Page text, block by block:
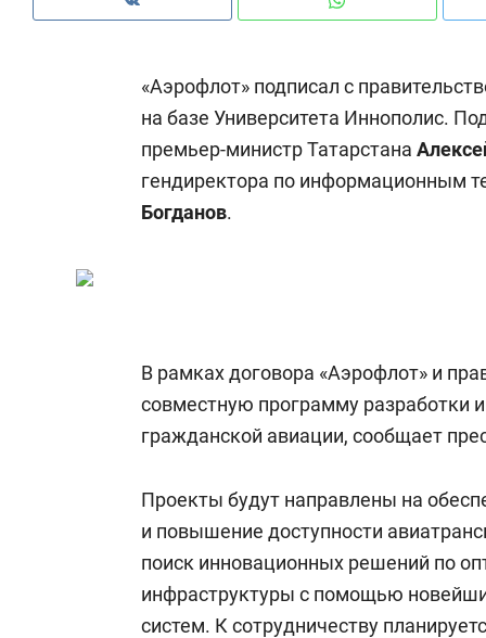
«Аэрофлот» подписал с
на базе Университета Иннополис.
премьер-министр Татарстана
гендиректора по информационным
Богданов.
В рамках договора «Аэрофлот» и
совместную программу разработки
гражданской авиации, сообщает
Проекты будут направлены на
и повышение доступности
поиск инновационных решений по
инфраструктуры с помощью
систем. К сотрудничеству
Наседкина: «Ремонт вместе